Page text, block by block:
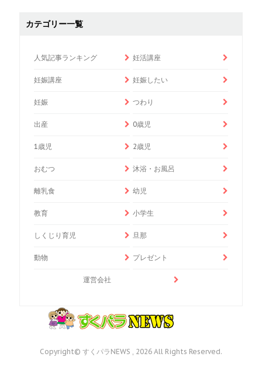
カテゴリー一覧
人気記事ランキング 妊活講座
妊娠講座 妊娠したい
妊娠 つわり
出産 0歳児
1歳児 2歳児
おむつ 沐浴・お風呂
離乳食 幼児
教育 小学生
しくじり育児 旦那
動物 プレゼント
運営会社
Copyright© すくパラNEWS , 2026 All Rights Reserved.